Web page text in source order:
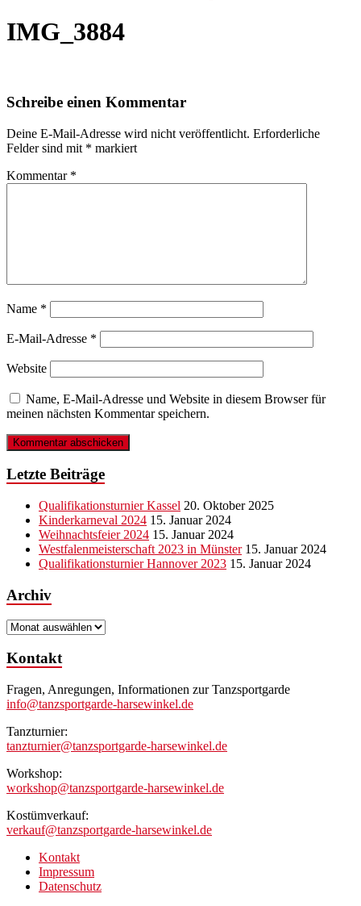
IMG_3884
Schreibe einen Kommentar
Deine E-Mail-Adresse wird nicht veröffentlicht. Erforderliche
Felder sind mit * markiert
Kommentar *
Name *
E-Mail-Adresse *
Website
Name, E-Mail-Adresse und Website in diesem Browser für
meinen nächsten Kommentar speichern.
Letzte Beiträge
Qualifikationsturnier Kassel 20. Oktober 2025
Kinderkarneval 2024 15. Januar 2024
Weihnachtsfeier 2024 15. Januar 2024
Westfalenmeisterschaft 2023 in Münster 15. Januar 2024
Qualifikationsturnier Hannover 2023 15. Januar 2024
Archiv
Archiv
Kontakt
Fragen, Anregungen, Informationen zur Tanzsportgarde
info@tanzsportgarde-harsewinkel.de
Tanzturnier:
tanzturnier@tanzsportgarde-harsewinkel.de
Workshop:
workshop@tanzsportgarde-harsewinkel.de
Kostümverkauf:
verkauf@tanzsportgarde-harsewinkel.de
Kontakt
Impressum
Datenschutz